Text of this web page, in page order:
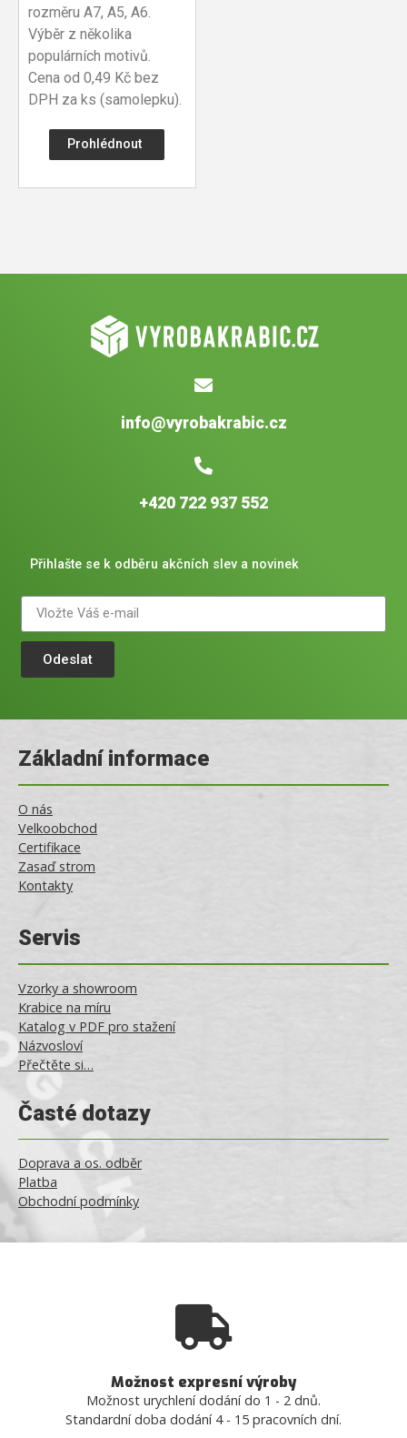
rozměru A7, A5, A6.
Výběr z několika
populárních motivů.
Cena od 0,49 Kč bez
DPH za ks (samolepku).
Prohlédnout
info@vyrobakrabic.cz
+420 722 937 552
Přihlašte se k odběru akčních slev a novinek
Odeslat
Základní informace
O nás
Velkoobchod
Certifikace
Zasaď strom
Kontakty
Servis
Vzorky a showroom
Krabice na míru
Katalog v PDF pro stažení
Názvosloví
Přečtěte si…
Časté dotazy
Doprava a os. odběr
Platba
Obchodní podmínky
Možnost expresní výroby
Možnost urychlení dodání do 1 - 2 dnů.
Standardní doba dodání 4 - 15 pracovních dní.